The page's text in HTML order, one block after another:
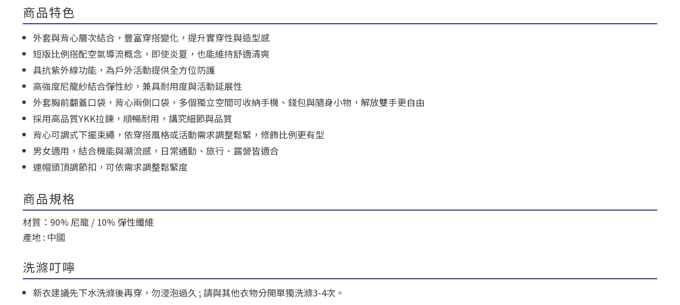
商品特色
外套與背心層次結合，豐富穿搭變化，提升實穿性與造型感
短版比例搭配空氣導流概念，即使炎夏，也能維持舒適清爽
具抗紫外線功能，為戶外活動提供全方位防護
高強度尼龍紗結合彈性紗，兼具耐用度與活動延展性
外套胸前翻蓋口袋，背心兩側口袋，多個獨立空間可收納手機、錢包與隨身小物，解放雙手更自由
採用高品質YKK拉鍊，順暢耐用，講究細節與品質
背心可調式下擺束繩，依穿搭風格或活動需求調整鬆緊，修飾比例更有型
男女適用，結合機能與潮流感，日常通勤、旅行、露營皆適合
連帽頭頂調節扣，可依需求調整鬆緊度
商品規格
材質：90% 尼龍 / 10% 彈性纖維
產地 : 中國
洗滌叮嚀
新衣建議先下水洗滌後再穿，勿浸泡過久 ; 請與其他衣物分開單獨洗滌3-4次。